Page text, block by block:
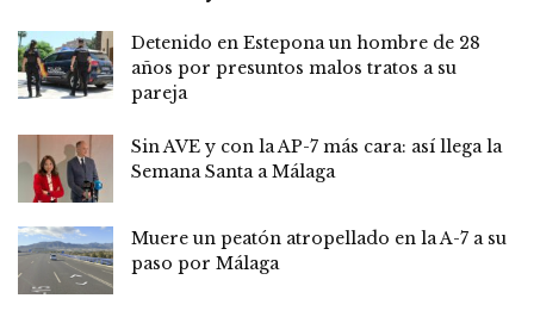
Detenido en Estepona un hombre de 28
años por presuntos malos tratos a su
pareja
Sin AVE y con la AP-7 más cara: así llega la
Semana Santa a Málaga
Muere un peatón atropellado en la A-7 a su
paso por Málaga